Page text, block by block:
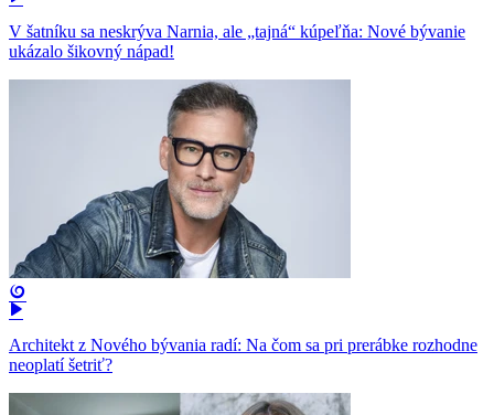
V šatníku sa neskrýva Narnia, ale „tajná“ kúpeľňa: Nové bývanie
ukázalo šikovný nápad!
Architekt z Nového bývania radí: Na čom sa pri prerábke rozhodne
neoplatí šetriť?